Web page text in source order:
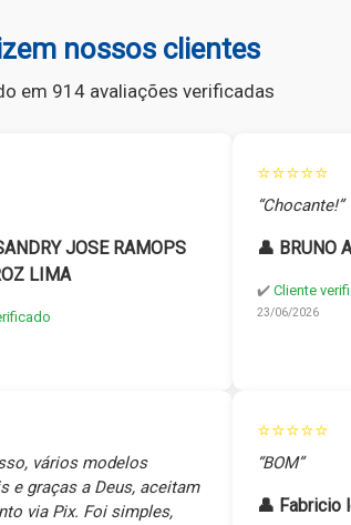
nossos clientes
em 914 avaliações verificadas
JOSE RAMOPS
LIMA
⭐⭐⭐⭐⭐
“Chocante!”
👤 BRUNO
✔️ Cliente
23/06/2026
vários modelos
e graças a Deus, aceitam
via Pix. Foi simples,
⭐⭐⭐⭐⭐
“BOM”
👤 Fabricio